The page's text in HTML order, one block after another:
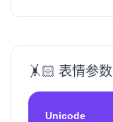
🤸🏻 表情参数
Unicode